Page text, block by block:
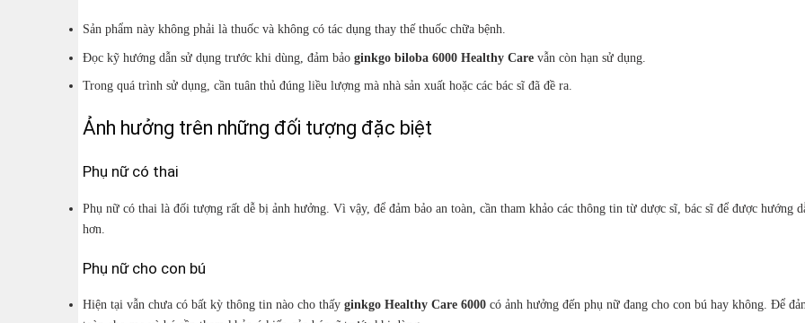
Sản phẩm này không phải là thuốc và không có tác dụng thay thế thuốc chữa bệnh.
Đọc kỹ hướng dẫn sử dụng trước khi dùng, đảm bảo ginkgo biloba 6000 Healthy Care vẫn còn hạn sử dụng.
Trong quá trình sử dụng, cần tuân thủ đúng liều lượng mà nhà sản xuất hoặc các bác sĩ đã đề ra.
Ảnh hưởng trên những đối tượng đặc biệt
Phụ nữ có thai
Phụ nữ có thai là đối tượng rất dễ bị ảnh hưởng. Vì vậy, để đảm bảo an toàn, cần tham khảo các thông tin từ dược sĩ, bác sĩ để được hướng
hơn.
Phụ nữ cho con bú
Hiện tại vẫn chưa có bất kỳ thông tin nào cho thấy ginkgo Healthy Care 6000 có ảnh hưởng đến phụ nữ đang cho con bú hay không. Để